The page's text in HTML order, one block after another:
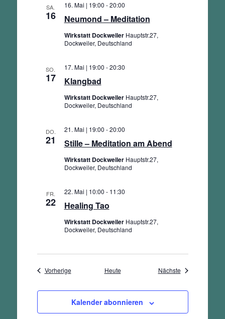
SA.
16 Neumond – Meditation
16. Mai | 19:00 -20:00
Wirkstatt Dockweiler Hauptstr.27,
Dockweiler, Deutschland
SO.
17 Klangbad
17. Mai | 19:00 -20:30
Wirkstatt Dockweiler Hauptstr.27,
Dockweiler, Deutschland
DO.
21 Stille – Meditation am Abend
21. Mai | 19:00 -20:00
Wirkstatt Dockweiler Hauptstr.27,
Dockweiler, Deutschland
FR.
22 Healing Tao
22. Mai | 10:00 - 11:30
Wirkstatt Dockweiler Hauptstr.27,
Dockweiler, Deutschland
VorherigeVeranstaltungen
Heute NächsteVeranstaltungen
Kalender abonnieren